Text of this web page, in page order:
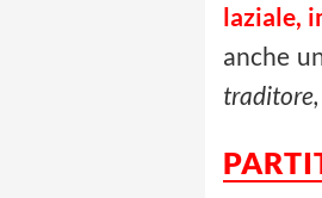
laziale,
anche
traditore,